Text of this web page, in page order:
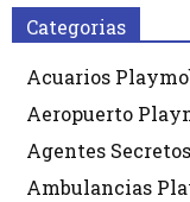
Categorias
Acuarios
Aeropuerto
Agentes
Ambulancias